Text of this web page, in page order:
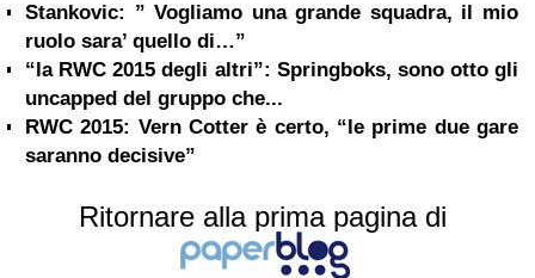
Stankovic: ” Vogliamo una grande squadra, il mio
ruolo sara’ quello di…”
“la RWC 2015 degli altri”: Springboks, sono otto gli
uncapped del gruppo che...
RWC 2015: Vern Cotter è certo, “le prime due gare
saranno decisive”
Ritornare alla prima pagina di